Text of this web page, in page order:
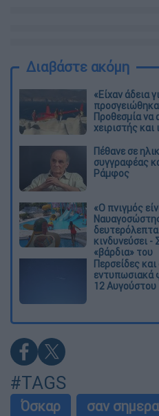
Διαβάστε ακόμη
«Είχαν άδεια
Προθεσμία να
χειριστής και
Πέθανε σε
συγγραφέας
Ράμφος
«Ο πνιγμός
δευτερόλεπτα
κινδυνεύσει -
«βάρδια» του
Περσείδες
εντυπωσιακά
12 Αυγούστου
#TAGS
Όσκαρ σαν σημερα